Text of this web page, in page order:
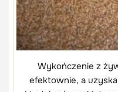
Wykończenie z
efektownie, a